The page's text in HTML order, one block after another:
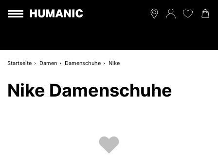
Startseite Damen Damenschuhe Nike
Nike Damenschuhe